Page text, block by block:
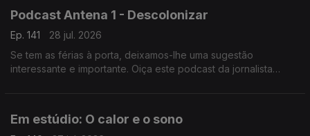
Podcast Antena 1 - Descolonizar
Ep. 141
28 jul. 2026
Se tem as férias à porta, deixamos-lhe uma sugestão
interessante e importante. Oiça este podcast da jornalista
Em estúdio: O calor e o sono